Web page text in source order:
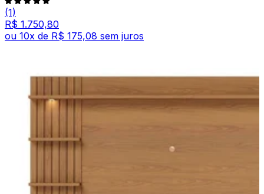
(1)
R$ 1.750,80
ou 10x de R$ 175,08 sem juros